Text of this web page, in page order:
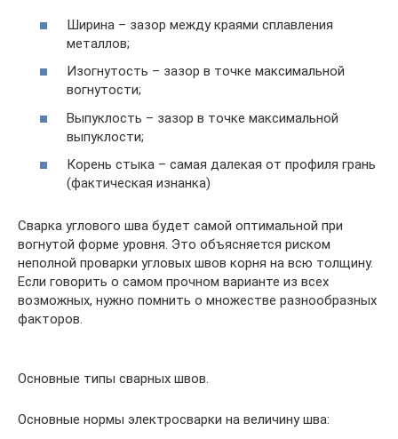
Ширина – зазор между краями сплавления
металлов;
Изогнутость – зазор в точке максимальной
вогнутости;
Выпуклость – зазор в точке максимальной
выпуклости;
Корень стыка – самая далекая от профиля грань
(фактическая изнанка)
Сварка углового шва будет самой оптимальной при
вогнутой форме уровня. Это объясняется риском
неполной проварки угловых швов корня на всю толщину.
Если говорить о самом прочном варианте из всех
возможных, нужно помнить о множестве разнообразных
факторов.
Основные типы сварных швов.
Основные нормы электросварки на величину шва: